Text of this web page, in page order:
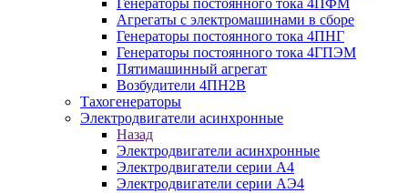
Генераторы постоянного тока 4ПФМ
Агрегаты с электромашинами в сборе
Генераторы постоянного тока 4ПНГ
Генераторы постоянного тока 4ГПЭМ
Пятимашинный агрегат
Возбудители 4ПН2В
Тахогенераторы
Электродвигатели асинхронные
Назад
Электродвигатели асинхронные
Электродвигатели серии А4
Электродвигатели серии АЭ4